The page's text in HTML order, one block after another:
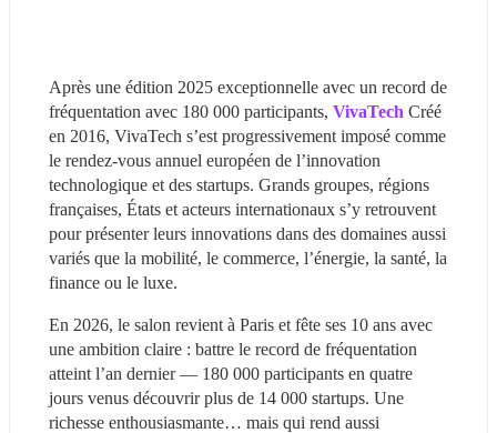
Après une édition 2025 exceptionnelle avec un record de
fréquentation avec 180 000 participants, VivaTech Créé
en 2016, VivaTech s’est progressivement imposé comme
le rendez-vous annuel européen de l’innovation
technologique et des startups. Grands groupes, régions
françaises, États et acteurs internationaux s’y retrouvent
pour présenter leurs innovations dans des domaines aussi
variés que la mobilité, le commerce, l’énergie, la santé, la
finance ou le luxe.
En 2026, le salon revient à Paris et fête ses 10 ans avec
une ambition claire : battre le record de fréquentation
atteint l’an dernier — 180 000 participants en quatre
jours venus découvrir plus de 14 000 startups. Une
richesse enthousiasmante… mais qui rend aussi